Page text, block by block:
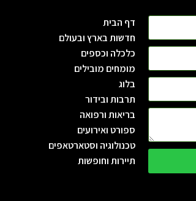
דף הבית
חדשות בארץ ובעולם
כלכלה וכספים
מומחים מובילים
בלוג
תרבות ובידור
בריאות ורפואה
ספורט ואירועים
טכנולוגיה וסטארטאפים
תיירות וחופשות